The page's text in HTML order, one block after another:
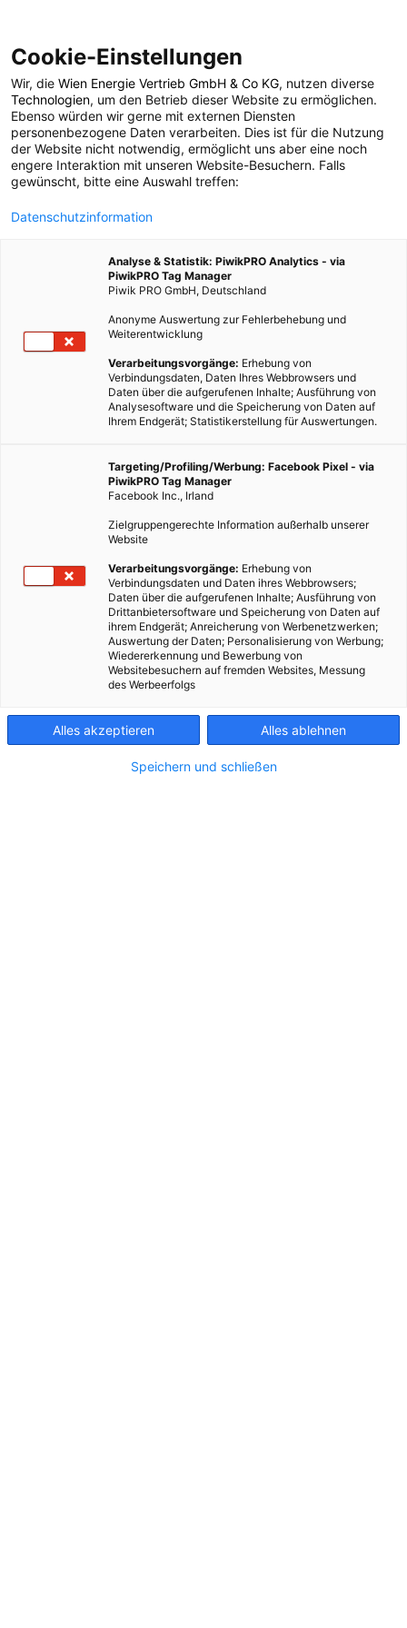
POSTS BY TAG
Fahrradreinigung
1 BEITRAG
Cookie-Einstellungen
Wir, die Wien Energie Vertrieb GmbH & Co KG, nutzen diverse
Technologien, um den Betrieb dieser Website zu ermöglichen.
Ebenso würden wir gerne mit externen Diensten
personenbezogene Daten verarbeiten. Dies ist für die Nutzung
der Website nicht notwendig, ermöglicht uns aber eine noch
engere Interaktion mit unseren Website-Besuchern. Falls
gewünscht, bitte eine Auswahl treffen:
Datenschutzinformation
Analyse & Statistik: PiwikPRO Analytics - via
PiwikPRO Tag Manager
Piwik PRO GmbH, Deutschland
Anonyme Auswertung zur Fehlerbehebung und
Weiterentwicklung
Verarbeitungsvorgänge: Erhebung von
Verbindungsdaten, Daten Ihres Webbrowsers und
Daten über die aufgerufenen Inhalte; Ausführung von
Analysesoftware und die Speicherung von Daten auf
Ihrem Endgerät; Statistikerstellung für Auswertungen.
Targeting/Profiling/Werbung: Facebook Pixel - via
PiwikPRO Tag Manager
Facebook Inc., Irland
Zielgruppengerechte Information außerhalb unserer
Website
Verarbeitungsvorgänge: Erhebung von
Verbindungsdaten und Daten ihres Webbrowsers;
Daten über die aufgerufenen Inhalte; Ausführung von
Drittanbietersoftware und Speicherung von Daten auf
ihrem Endgerät; Anreicherung von Werbenetzwerken;
Auswertung der Daten; Personalisierung von Werbung;
Wiedererkennung und Bewerbung von
Websitebesuchern auf fremden Websites, Messung
des Werbeerfolgs
Alles akzeptieren Alles ablehnen
Speichern und schließen